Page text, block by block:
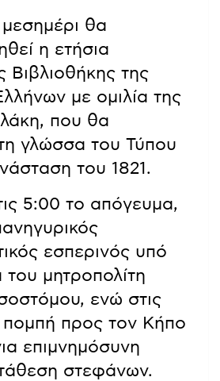
μεσημέρι θα
η ετήσια
Βιβλιοθήκης της
με ομιλία της
που θα
γλώσσα του Τύπου
του 1821.
5:00 το απόγευμα,
εσπερινός υπό
μητροπολίτη
ενώ στις
πομπή προς τον Κήπο
επιμνημόσυνη
στεφάνων.